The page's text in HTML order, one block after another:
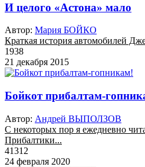
И целого «Астона» мало
Автор: Мария БОЙКО
Краткая история автомобилей
1938
21 декабря 2015
Бойкот прибалтам-
Автор: Андрей ВЫПОЛЗОВ
С некоторых пор я ежедневно
Прибалтики...
41312
24 февраля 2020